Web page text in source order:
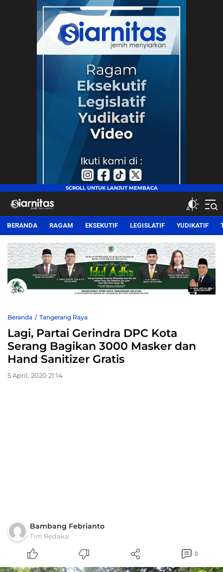
siarnitas
Jernih Menyiarkan
BERANDA RAGAM EKSEKUTIF LEGISLATIF YUDIKATIF
Beranda Tangerang Raya
Lagi, Partai Gerindra DPC Kota
Serang Bagikan 3000 Masker dan
Hand Sanitizer Gratis
5 April, 2020 21:14
Bambang Febrianto
Tim Redaksi
0